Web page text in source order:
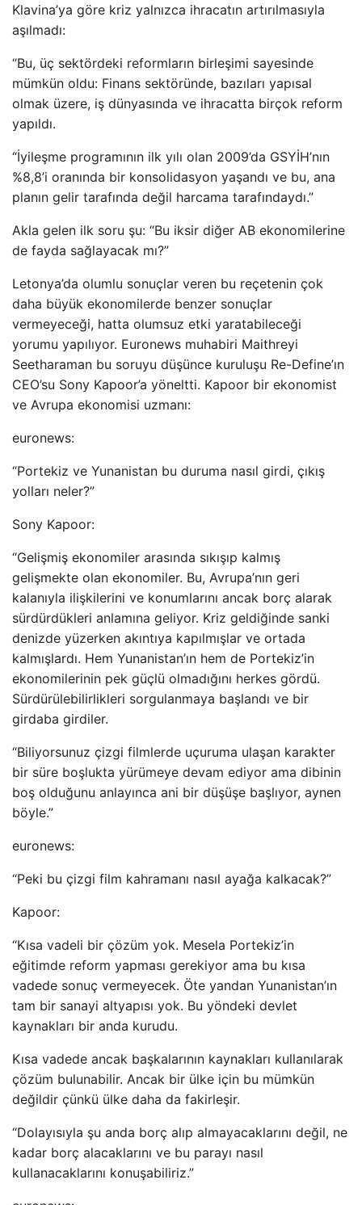
Klavina’ya göre kriz yalnızca ihracatın artırılmasıyla
aşılmadı:
“Bu, üç sektördeki reformların birleşimi sayesinde
mümkün oldu: Finans sektöründe, bazıları yapısal
olmak üzere, iş dünyasında ve ihracatta birçok reform
yapıldı.
“İyileşme programının ilk yılı olan 2009’da GSYİH’nın
%8,8’i oranında bir konsolidasyon yaşandı ve bu, ana
planın gelir tarafında değil harcama tarafındaydı.”
Akla gelen ilk soru şu: “Bu iksir diğer AB ekonomilerine
de fayda sağlayacak mı?”
Letonya’da olumlu sonuçlar veren bu reçetenin çok
daha büyük ekonomilerde benzer sonuçlar
vermeyeceği, hatta olumsuz etki yaratabileceği
yorumu yapılıyor. Euronews muhabiri Maithreyi
Seetharaman bu soruyu düşünce kuruluşu Re-Define’ın
CEO’su Sony Kapoor’a yöneltti. Kapoor bir ekonomist
ve Avrupa ekonomisi uzmanı:
euronews:
“Portekiz ve Yunanistan bu duruma nasıl girdi, çıkış
yolları neler?”
Sony Kapoor:
“Gelişmiş ekonomiler arasında sıkışıp kalmış
gelişmekte olan ekonomiler. Bu, Avrupa’nın geri
kalanıyla ilişkilerini ve konumlarını ancak borç alarak
sürdürdükleri anlamına geliyor. Kriz geldiğinde sanki
denizde yüzerken akıntıya kapılmışlar ve ortada
kalmışlardı. Hem Yunanistan’ın hem de Portekiz’in
ekonomilerinin pek güçlü olmadığını herkes gördü.
Sürdürülebilirlikleri sorgulanmaya başlandı ve bir
girdaba girdiler.
“Biliyorsunuz çizgi filmlerde uçuruma ulaşan karakter
bir süre boşlukta yürümeye devam ediyor ama dibinin
boş olduğunu anlayınca ani bir düşüşe başlıyor, aynen
böyle.”
euronews:
“Peki bu çizgi film kahramanı nasıl ayağa kalkacak?”
Kapoor:
“Kısa vadeli bir çözüm yok. Mesela Portekiz’in
eğitimde reform yapması gerekiyor ama bu kısa
vadede sonuç vermeyecek. Öte yandan Yunanistan’ın
tam bir sanayi altyapısı yok. Bu yöndeki devlet
kaynakları bir anda kurudu.
Kısa vadede ancak başkalarının kaynakları kullanılarak
çözüm bulunabilir. Ancak bir ülke için bu mümkün
değildir çünkü ülke daha da fakirleşir.
“Dolayısıyla şu anda borç alıp almayacaklarını değil, ne
kadar borç alacaklarını ve bu parayı nasıl
kullanacaklarını konuşabiliriz.”